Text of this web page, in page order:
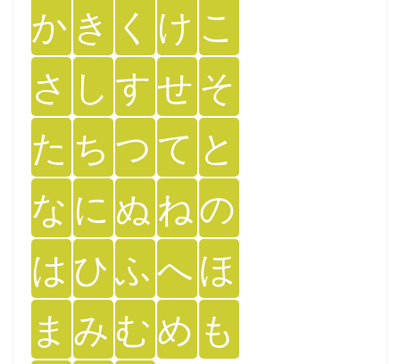
か き く け こ
さ し すせ そ
た ち つ て と
な に ぬ ねの
は ひふへほ
ま み むめ も